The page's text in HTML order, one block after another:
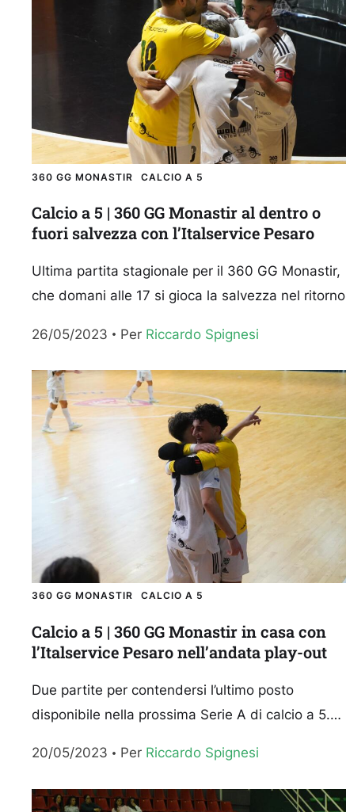
360 GG MONASTIR CALCIO A 5
Calcio a 5 | 360 GG Monastir al dentro o
fuori salvezza con l’Italservice Pesaro
Ultima partita stagionale per il 360 GG Monastir,
che domani alle 17 si gioca la salvezza nel ritorno
sabato scorso a...
26/05/2023 Per Riccardo Spignesi
360 GG MONASTIR CALCIO A 5
Calcio a 5 | 360 GG Monastir in casa con
l’Italservice Pesaro nell’andata play-out
Due partite per contendersi l’ultimo posto
disponibile nella prossima Serie A di calcio a 5.
quartultimo posto, il...
20/05/2023 Per Riccardo Spignesi